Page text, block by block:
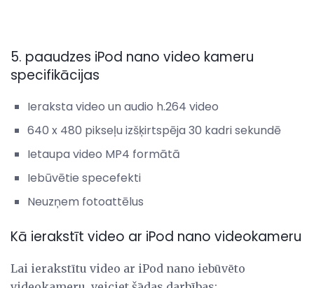
5. paaudzes iPod nano video kameru
specifikācijas
Ieraksta video un audio h.264 video
640 x 480 pikseļu izšķirtspēja 30 kadri sekundē
Ietaupa video MP4 formātā
Iebūvētie specefekti
Neuzņem fotoattēlus
Kā ierakstīt video ar iPod nano videokameru
Lai ierakstītu video ar iPod nano iebūvēto